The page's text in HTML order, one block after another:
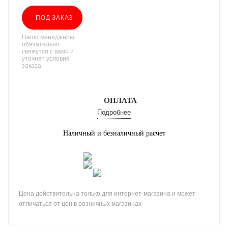
ПОД ЗАКАЗ
Наши менеджеры
обязательно
свяжутся с вами и
уточнят условия
заказа
ОПЛАТА
Подробнее
Наличный и безналичный расчет
Цена действительна только для интернет-магазина и может
отличаться от цен в розничных магазинах